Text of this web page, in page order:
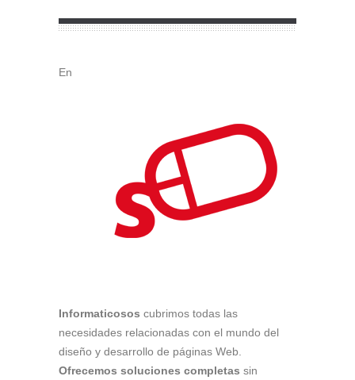
En
Informaticosos cubrimos todas las
necesidades relacionadas con el mundo del
diseño y desarrollo de páginas Web.
Ofrecemos soluciones completas sin